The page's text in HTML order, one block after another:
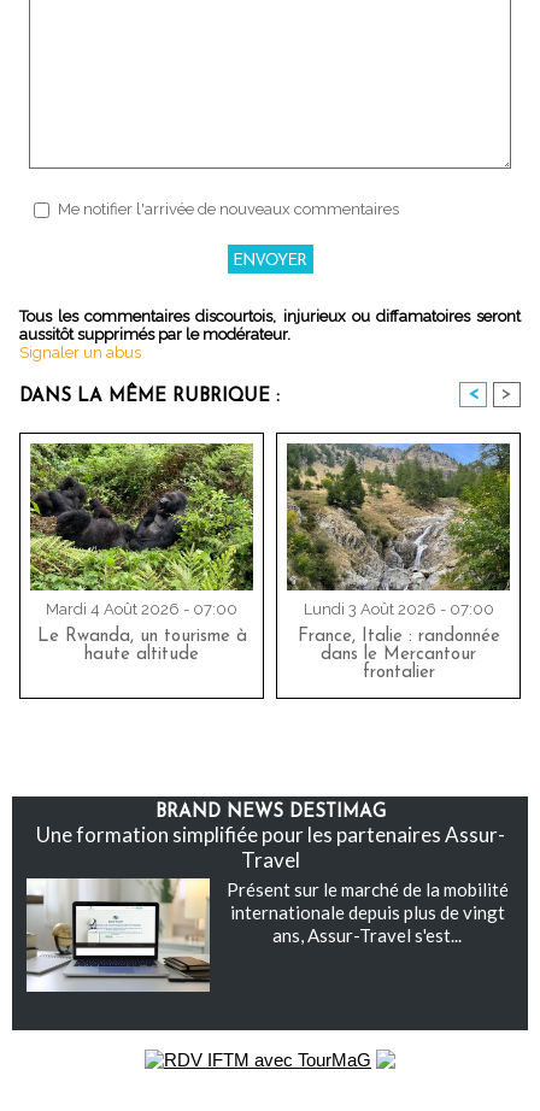
Me notifier l'arrivée de nouveaux commentaires
Tous les commentaires discourtois, injurieux ou diffamatoires seront
aussitôt supprimés par le modérateur.
Signaler un abus
DANS LA MÊME RUBRIQUE : < >
Mardi 4 Août 2026 - 07:00
Le Rwanda, un tourisme à
haute altitude
Lundi 3 Août 2026 - 07:00
France, Italie : randonnée
dans le Mercantour
frontalier
BRAND NEWS DESTIMAG
Une formation simplifiée pour les partenaires Assur-
Travel
Présent sur le marché de la mobilité
internationale depuis plus de vingt
ans, Assur-Travel s'est...